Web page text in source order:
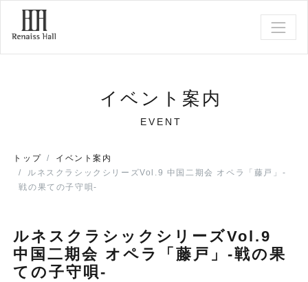
イベント案内
EVENT
トップ
イベント案内
ルネスクラシックシリーズVol.9 中国二期会 オペラ「藤戸」-
戦の果ての子守唄-
ルネスクラシックシリーズVol.9
中国二期会 オペラ「藤戸」-戦の果
ての子守唄-